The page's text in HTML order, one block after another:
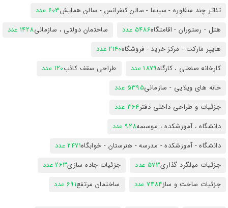
تئاتر چند منظوره - سینما - سالن کنفرانس - سالن همایش603 عدد
هتل - رستوران - اقامتگاه5486 عدد ساختمان دولتی ، سازمانی1428 عدد
هایپر مارکت - مرکز خرید - فروشگاه2140 عدد
کارخانه صنعتی ، کارگاه1879 عدد طراحی سقف کاذب120 عدد
خانه های ویلایی - سازمانی5395 عدد
جزئیات و طراحی داخلی دفتر364 عدد
دانشگاه ، آموزشکده ، موسسه928 عدد
دانشگاه - آموزشکده - مدرسه - هنرستان - خوابگاه2471 عدد
جزئیات میلگرد گذاری573 عدد جزئیات جاده سازی263 عدد
جزئیات ساخت و ساز7484 عدد ساختمان مرتفع691 عدد